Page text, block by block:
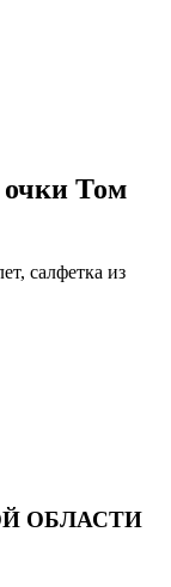
Том
салфетка из
ОБЛАСТИ